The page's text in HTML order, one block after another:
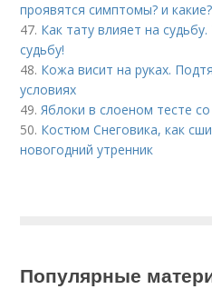
проявятся симптомы? и какие?
47. Как тату влияет на
судьбу!
48. Кожа висит на руках.
условиях
49.Яблоки в слоеном тесте
50. Костюм Снеговика, как
новогодний утренник
Популярные